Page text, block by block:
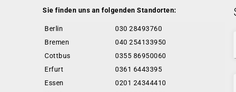
Sie finden uns an folgenden Standorten:
Berlin
030 28493760
Bremen
040 254133950
Cottbus
0355 86950060
Erfurt
0361 6443395
Essen
0201 24344410